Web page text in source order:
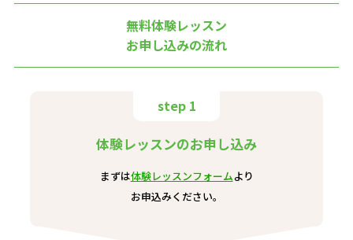
無料体験レッスン
お申し込みの流れ
step 1
体験レッスンのお申し込み
まずは体験レッスンフォームより
お申込みください。